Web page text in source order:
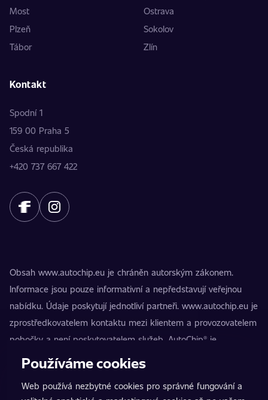
Most
Ostrava
Plzeň
Sokolov
Tábor
Zlín
Kontakt
Spodní 1
159 00 Praha 5
Česká republika
+420 737 667 422
Obsah www.autochip.eu je chráněn autorským zákonem.
Informace jsou pouze informativní a nepředstavují veřejnou
nabídku. Údaje poskytují jednotliví partneři. www.autochip.eu je
zprostředkovatelem kontaktu mezi klientem a provozovatelem
pobočky a není poskytovatelem služeb. AutoChip® je
registrovaná ochranná známka Petra Kučery. Úpravy, které
nezpůsobilosti vozidla k provozu na pozemních komunikacích.
Používáme cookies
Web používá nezbytné cookies pro správné fungování a